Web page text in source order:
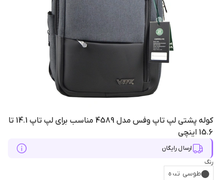
کوله پشتی لپ تاپ وفس مدل 4589 مناسب برای لپ تاپ 14.1 تا
15.6 اینچی
ارسال رایگان
رنگ
طوسی تیره